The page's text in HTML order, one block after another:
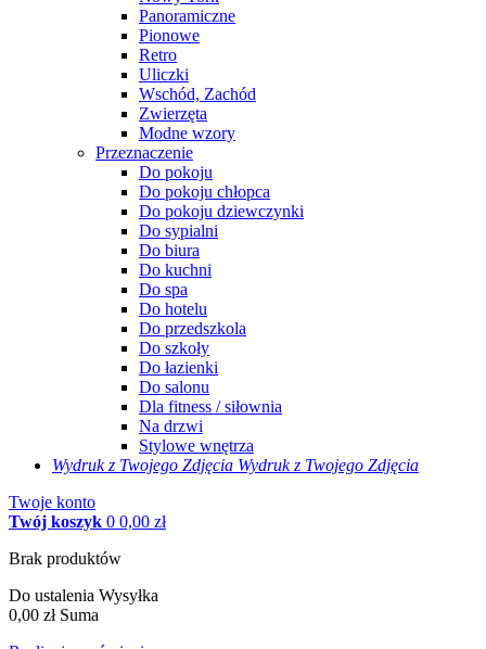
Panoramiczne
Pionowe
Retro
Uliczki
Wschód, Zachód
Zwierzęta
Modne wzory
Przeznaczenie
Do pokoju
Do pokoju chłopca
Do pokoju dziewczynki
Do sypialni
Do biura
Do kuchni
Do spa
Do hotelu
Do przedszkola
Do szkoły
Do łazienki
Do salonu
Dla fitness / siłownia
Na drzwi
Stylowe wnętrza
Wydruk z Twojego Zdjęcia Wydruk z Twojego Zdjęcia
Twoje konto
Twój koszyk 0 0,00 zł
Brak produktów
Do ustalenia Wysyłka
0,00 zł Suma